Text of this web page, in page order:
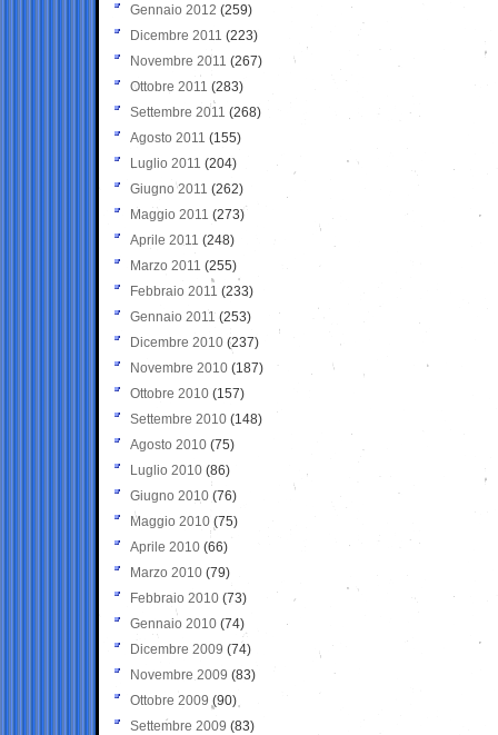
Gennaio 2012 (259)
Dicembre 2011 (223)
Novembre 2011 (267)
Ottobre 2011 (283)
Settembre 2011 (268)
Agosto 2011 (155)
Luglio 2011 (204)
Giugno 2011 (262)
Maggio 2011 (273)
Aprile 2011 (248)
Marzo 2011 (255)
Febbraio 2011 (233)
Gennaio 2011 (253)
Dicembre 2010 (237)
Novembre 2010 (187)
Ottobre 2010 (157)
Settembre 2010 (148)
Agosto 2010 (75)
Luglio 2010 (86)
Giugno 2010 (76)
Maggio 2010 (75)
Aprile 2010 (66)
Marzo 2010 (79)
Febbraio 2010 (73)
Gennaio 2010 (74)
Dicembre 2009 (74)
Novembre 2009 (83)
Ottobre 2009 (90)
Settembre 2009 (83)